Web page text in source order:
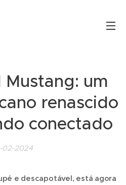
um
renascido
conectado
02-2024
e descapotável, está agora